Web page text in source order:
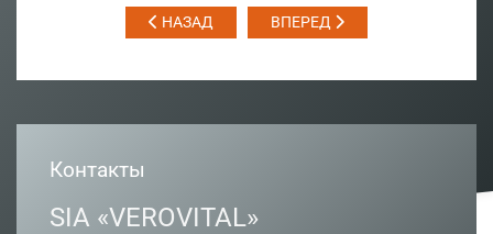
НАЗАД ВПЕРЕД
Контакты
SIA «VEROVITAL»